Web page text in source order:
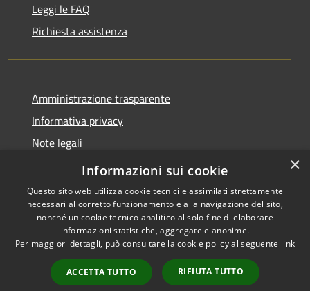
Leggi le FAQ
Richiesta assistenza
Amministrazione trasparente
Informativa privacy
Note legali
Dichiarazione di accessibilità
Accessibilità
Copyright © 2026 • Comune di
Spinone al Lago • Powered by
Municipium•
Accesso
redazione
×
Informazioni sui cookie
Questo sito web utilizza cookie tecnici e assimilati strettamente
necessari al corretto funzionamento e alla navigazione del sito,
nonché un cookie tecnico analitico al solo fine di elaborare
informazioni statistiche, aggregate e anonime.
Per maggiori dettagli, può consultare la cookie policy al seguente link
ACCETTA TUTTO RIFIUTA TUTTO